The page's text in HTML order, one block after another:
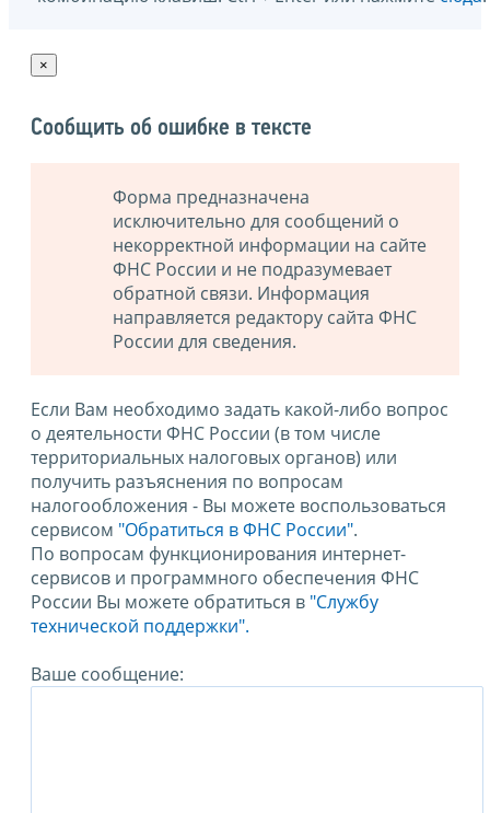
×
Сообщить об ошибке в тексте
Форма предназначена
исключительно для сообщений о
некорректной информации на сайте
ФНС России и не подразумевает
обратной связи. Информация
направляется редактору сайта ФНС
России для сведения.
Если Вам необходимо задать какой-либо вопрос
о деятельности ФНС России (в том числе
территориальных налоговых органов) или
получить разъяснения по вопросам
налогообложения - Вы можете воспользоваться
сервисом "Обратиться в ФНС России".
По вопросам функционирования интернет-
сервисов и программного обеспечения ФНС
России Вы можете обратиться в "Службу
технической поддержки".
Ваше сообщение: